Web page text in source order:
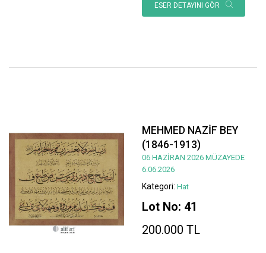
ESER DETAYINI GÖR
MEHMED NAZİF BEY
(1846-1913)
06 HAZİRAN 2026 MÜZAYEDE
6.06.2026
Kategori: Hat
Lot No: 41
200.000 TL